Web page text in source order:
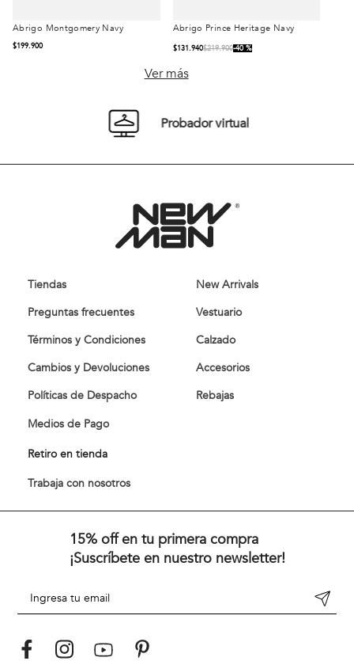
Abrigo Montgomery Navy
$199.900
Talla
Abrigo Prince Heritage
$131.940$219.900 40 %
Talla
Ver más
Probador virtual
Tiendas
Preguntas frecuentes
Términos y Condiciones
Cambios y Devoluciones
Políticas de Despacho
Medios de Pago
Retiro en tienda
Trabaja con nosotros
New Arrivals
Vestuario
Calzado
Accesorios
Rebajas
15% off en tu primera compra
¡Suscríbete en nuestro newsletter!